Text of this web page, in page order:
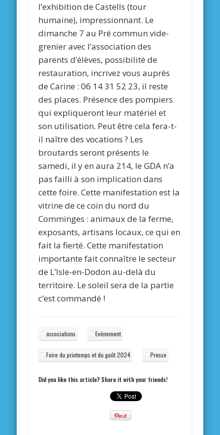
l’exhibition de Castells (tour
humaine), impressionnant. Le
dimanche 7 au Pré commun vide-
grenier avec l’association des
parents d’élèves, possibilité de
restauration, incrivez vous auprès
de Carine : 06 14 31 52 23, il reste
des places. Présence des pompiers
qui expliqueront leur matériel et
son utilisation. Peut être cela fera-t-
il naître des vocations ? Les
broutards seront présents le
samedi, il y en aura 214, le GDA n’a
pas failli à son implication dans
cette foire. Cette manifestation est la
vitrine de ce coin du nord du
Comminges : animaux de la ferme,
exposants, artisans locaux, ce qui en
fait la fierté. Cette manifestation
importante fait connaître le secteur
de L’Isle-en-Dodon au-delà du
territoire. Le soleil sera de la partie
c’est commandé !
associations Evénement
Foire du printemps et du goût 2024 Presse
Did you like this article? Share it with your friends!